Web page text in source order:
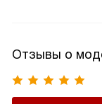
Отзывы о